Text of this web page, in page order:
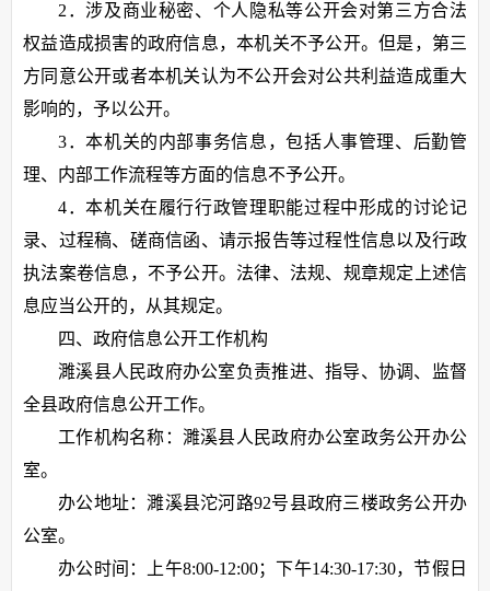
2．涉及商业秘密、个人隐私等公开会对第三方合法
权益造成损害的政府信息，本机关不予公开。但是，第三
方同意公开或者本机关认为不公开会对公共利益造成重大
影响的，予以公开。
3．本机关的内部事务信息，包括人事管理、后勤管
理、内部工作流程等方面的信息不予公开。
4．本机关在履行行政管理职能过程中形成的讨论记
录、过程稿、磋商信函、请示报告等过程性信息以及行政
执法案卷信息，不予公开。法律、法规、规章规定上述信
息应当公开的，从其规定。
四、政府信息公开工作机构
濉溪县人民政府办公室负责推进、指导、协调、监督
全县政府信息公开工作。
工作机构名称：濉溪县人民政府办公室政务公开办公
室。
办公地址：濉溪县沱河路92号县政府三楼政务公开办
公室。
办公时间：上午8:00-12:00；下午14:30-17:30，节假日